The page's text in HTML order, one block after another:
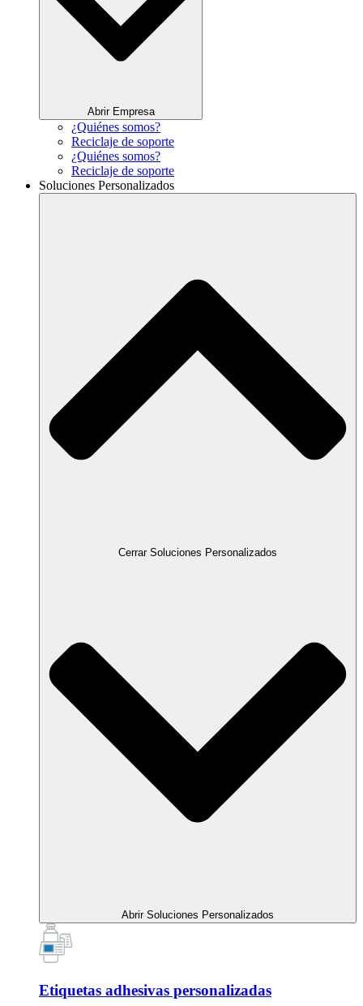
Abrir Empresa
¿Quiénes somos?
Reciclaje de soporte
¿Quiénes somos?
Reciclaje de soporte
Soluciones Personalizados
Cerrar Soluciones Personalizados
Abrir Soluciones Personalizados
Etiquetas adhesivas personalizadas